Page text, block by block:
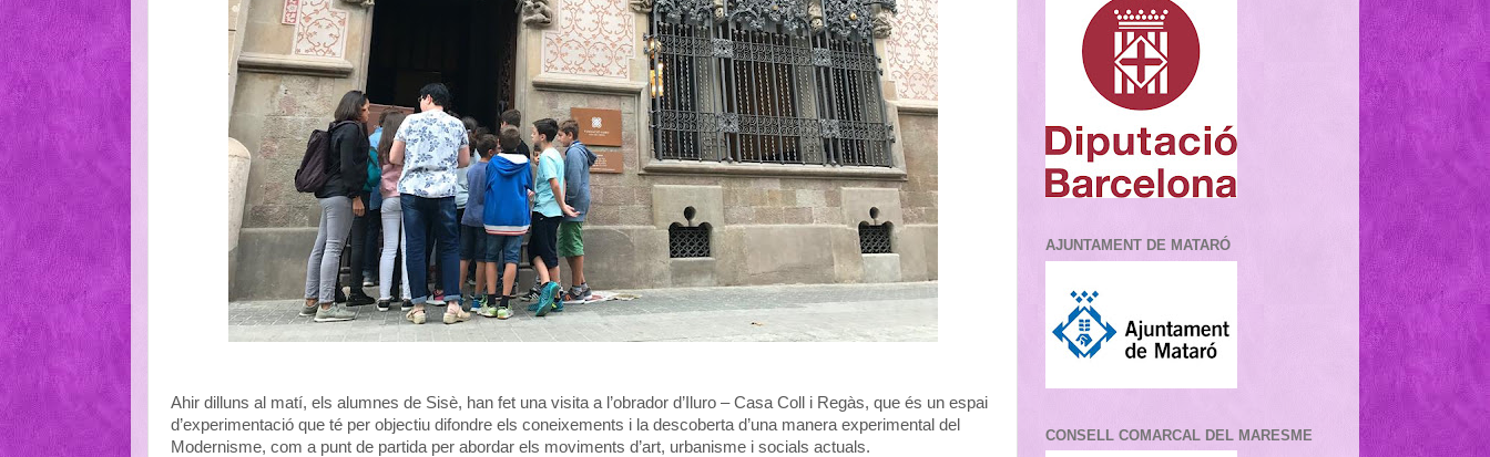
Ahir dilluns al matí, els alumnes de Sisè, han fet una visita a l’obrador d’Iluro – Casa Coll i Regàs, que és un espai
d’experimentació que té per objectiu difondre els coneixements i la descoberta d’una manera experimental del
Modernisme, com a punt de partida per abordar els moviments d’art, urbanisme i socials actuals.
AJUNTAMENT DE MATARÓ
CONSELL COMARCAL DEL MARESME